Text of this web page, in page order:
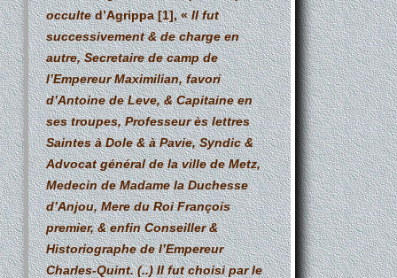
occulted’Agrippa[1], «Il fut
successivement & de charge en
autre, Secretaire de camp de
l’Empereur Maximilian, favori
d’Antoine de Leve, & Capitaine en
ses troupes, Professeur ès lettres
Saintes à Dole & à Pavie, Syndic &
Advocat général de la ville de Metz,
Medecin de Madame la Duchesse
d’Anjou, Mere du Roi François
premier, & enfin Conseiller &
Historiographe de l’Empereur
Charles-Quint. (..) Il fut choisi par le